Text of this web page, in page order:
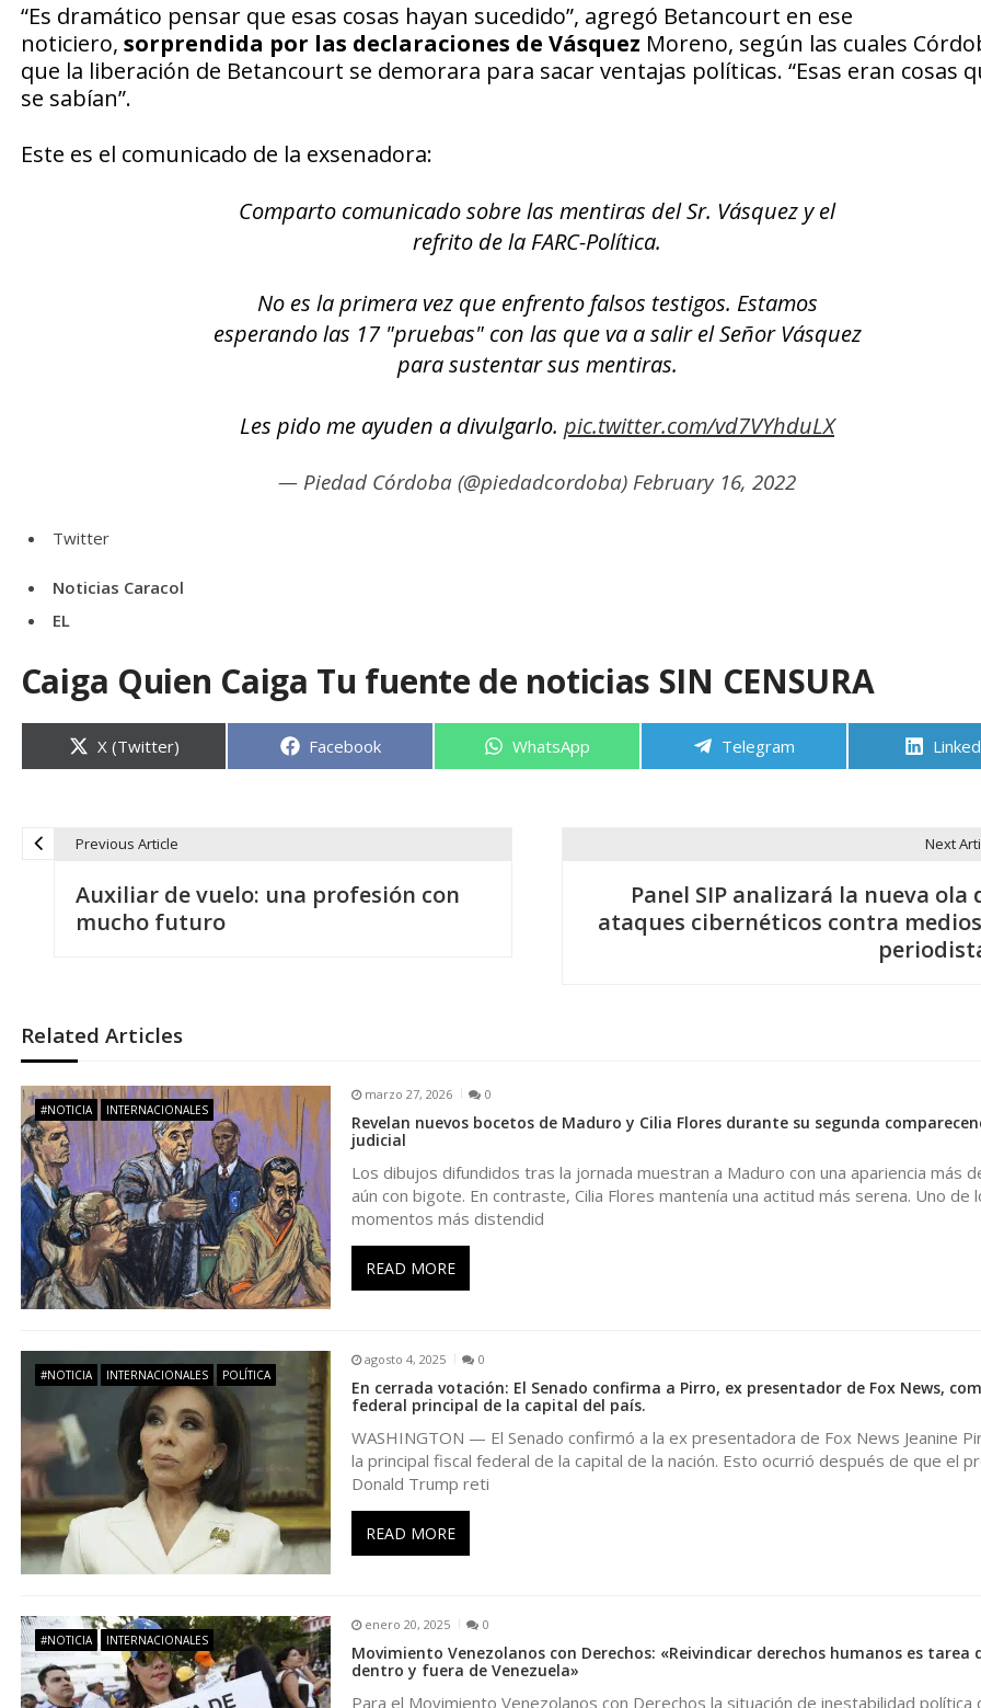
“Es dramático pensar que esas cosas hayan sucedido”, agregó Betancourt en ese
noticiero, sorprendida por las declaraciones de Vásquez Moreno, según las cuales
que la liberación de Betancourt se demorara para sacar ventajas políticas. “Esas eran cosas
se sabían”.
Este es el comunicado de la exsenadora:
Comparto comunicado sobre las mentiras del Sr. Vásquez y el
refrito de la FARC-Política.
No es la primera vez que enfrento falsos testigos. Estamos
esperando las 17 "pruebas" con las que va a salir el Señor Vásquez
para sustentar sus mentiras.
Les pido me ayuden a divulgarlo.pic.twitter.com/vd7VYhduLX
— Piedad Córdoba (@piedadcordoba) February 16, 2022
Twitter
Noticias Caracol
EL
Caiga Quien Caiga Tu fuente de noticias SIN CENSURA
Compartir
en
X (Twitter) Compartir
Facebook Compartir
WhatsApp Compartir
Telegram
e
g
a
c
i
ó
n
d
e
e
n
t
r
Previous Article
Auxiliar de vuelo: una profesión con
mucho futuro
Next
Panel SIP analizará la nueva ola
ataques cibernéticos contra
Related Articles
#NOTICIA INTERNACIONALES
marzo 27, 2026 0
Revelan nuevos bocetos de Maduro y Cilia Flores durante su segunda
judicial
Los dibujos difundidos tras la jornada muestran a Maduro con una apariencia más
aún con bigote. En contraste, Cilia Flores mantenía una actitud más serena. Uno de
momentos más distendid
READ MORE
#NOTICIA INTERNACIONALES POLÍTICA
agosto 4, 2025 0
En cerrada votación: El Senado confirma a Pirro, ex presentador de Fox News,
federal principal de la capital del país.
WASHINGTON — El Senado confirmó a la ex presentadora de Fox News Jeanine
la principal fiscal federal de la capital de la nación. Esto ocurrió después de que el
Donald Trump reti
READ MORE
#NOTICIA INTERNACIONALES
enero 20, 2025 0
Movimiento Venezolanos con Derechos: «Reivindicar derechos humanos es tarea
dentro y fuera de Venezuela»
Para el Movimiento Venezolanos con Derechos la situación de inestabilidad política